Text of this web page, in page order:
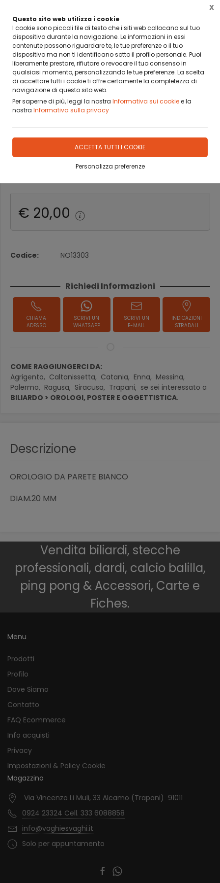
Questo sito web utilizza i cookie
I cookie sono piccoli file di testo che i siti web collocano sul tuo
dispositivo durante la navigazione. Le informazioni in essi
contenute possono riguardare te, le tue preferenze o il tuo
dispositivo ma non ti identificano sotto il profilo personale. Puoi
liberamente prestare, rifiutare o revocare il tuo consenso in
qualsiasi momento, personalizzando le tue preferenze. La scelta
di accettare tutti i cookie ti offre certamente la completezza di
navigazione di questo sito web.
Per saperne di più, leggi la nostra Informativa sui cookiee la
nostra Informativa sulla privacy
ACCETTA TUTTI I COOKIE
Personalizza preferenze
X
DA OGGI PUOI PAGARE CON BANCA SELLA PAY BY LINK
Home Prodotti BILIARDO OROLOGI, POSTER E OGGETTISTICA
OROLOGIO DA PARETE
BIANCO
DISPONIBILITÀ IMMEDIATA
€ 20,00
Codice: NO13303
Richiedi Informazioni
CHIAMA
ADESSO
SCRIVI UN
WHATSAPP
SCRIVI UN
E-MAIL
INDICAZIONI
STRADALI
COME RAGGIUNGERCI DA:
Agrigento, Caltanissetta, Catania, Enna, Messina,
Palermo, Ragusa, Siracusa, Trapani, se sei interessato a
BILIARDO > OROLOGI, POSTER E OGGETTISTICA.
Descrizione
OROLOGIO DA PARETE BIANCO
DIAM.20 MM
Vendita biliardi, stecche
professionali, dardi, calcio balilla,
ping pong & Accessori, Carte e
Fiches.
Menu
Prodotti
Profilo
Dove Siamo
Contatto
FAQ Ecommerce
Info acquisti
Privacy
Impostazioni & Policy Cookie
Magazzino
Via Vincenzo Li Muli, 33 Alcamo (Trapani) 91011
0924 23324 Cell. 333 6088858
info@vaghiesvaghi.it
Solo per appuntamento